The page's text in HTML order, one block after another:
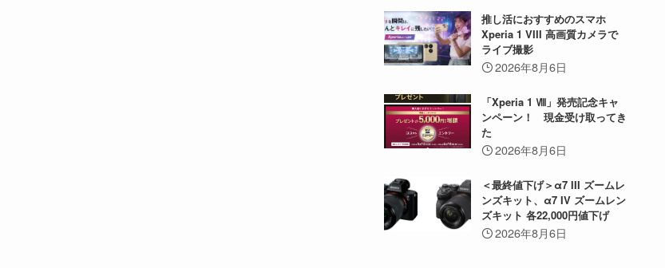
推し活におすすめのスマホ
Xperia 1 VIII 高画質カメラで
ライブ撮影
2026年8月6日
「Xperia 1 Ⅷ」発売記念キャ
ンペーン！ 現金受け取ってき
た
2026年8月6日
＜最終値下げ＞α7 III ズームレ
ンズキット、α7 IV ズームレン
ズキット 各22,000円値下げ
2026年8月6日